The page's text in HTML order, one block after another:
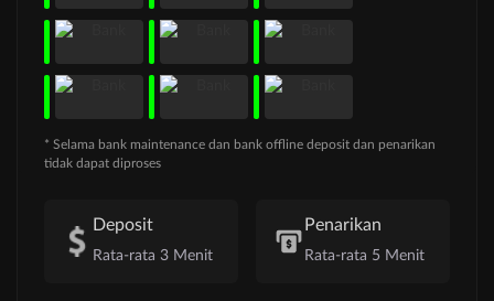
* Selama bank maintenance dan bank offline deposit dan penarikan
tidak dapat diproses
Deposit
Rata-rata 3 Menit
Penarikan
Rata-rata 5 Menit